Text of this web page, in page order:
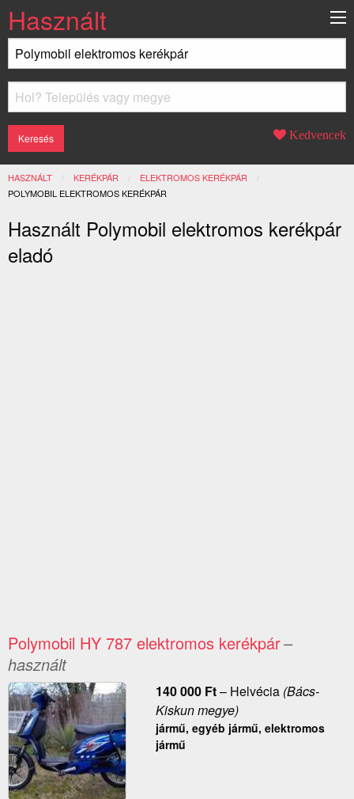
Használt
Kedvencek
HASZNÁLT KERÉKPÁR
ELEKTROMOS KERÉKPÁR
JELENLEGI:
POLYMOBIL ELEKTROMOS KERÉKPÁR
Használt Polymobil elektromos kerékpár
eladó
Polymobil HY 787 elektromos kerékpár–
használt
140 000 Ft– Helvécia(Bács-
Kiskun megye)
jármű, egyéb jármű, elektromos
jármű